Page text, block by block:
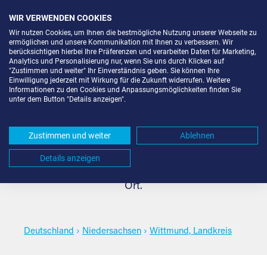
Lagerraum mieten in
Wittmund, Landkreis
Den passenden Lagerraum mieten für jeden Bedarf in
Ort.
Deutschland › Niedersachsen › Wittmund, Landkreis
WIR VERWENDEN COOKIES
Wir nutzen Cookies, um Ihnen die bestmögliche Nutzung unserer Webseite zu
ermöglichen und unsere Kommunikation mit Ihnen zu verbessern. Wir
berücksichtigen hierbei Ihre Präferenzen und verarbeiten Daten für Marketing,
Analytics und Personalisierung nur, wenn Sie uns durch Klicken auf
"Zustimmen und weiter" Ihr Einverständnis geben. Sie können Ihre
Einwilligung jederzeit mit Wirkung für die Zukunft widerrufen. Weitere
Informationen zu den Cookies und Anpassungsmöglichkeiten finden Sie
unter dem Button "Details anzeigen".
Zustimmen und weiter Ablehnen
Details anzeigen